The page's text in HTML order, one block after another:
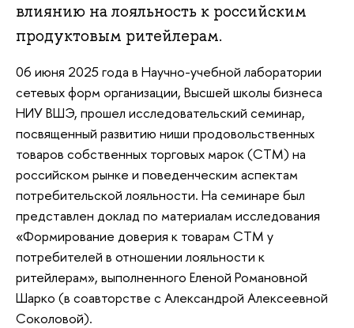
влиянию на лояльность к российским
продуктовым ритейлерам.
06 июня 2025 года в Научно-учебной лаборатории
сетевых форм организации, Высшей школы бизнеса
НИУ ВШЭ, прошел исследовательский семинар,
посвященный развитию ниши продовольственных
товаров собственных торговых марок (СТМ) на
российском рынке и поведенческим аспектам
потребительской лояльности. На семинаре был
представлен доклад по материалам исследования
«Формирование доверия к товарам СТМ у
потребителей в отношении лояльности к
ритейлерам», выполненного Еленой Романовной
Шарко (в соавторстве с Александрой Алексеевной
Соколовой).